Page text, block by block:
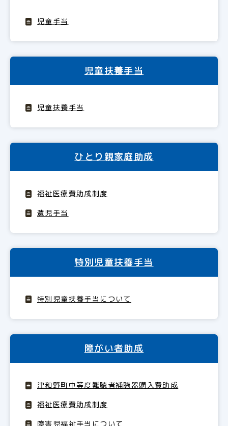
児童手当
児童扶養手当
児童扶養手当
ひとり親家庭助成
福祉医療費助成制度
遺児手当
特別児童扶養手当
特別児童扶養手当について
障がい者助成
津和野町中等度難聴者補聴器購入費助成
福祉医療費助成制度
障害児福祉手当について